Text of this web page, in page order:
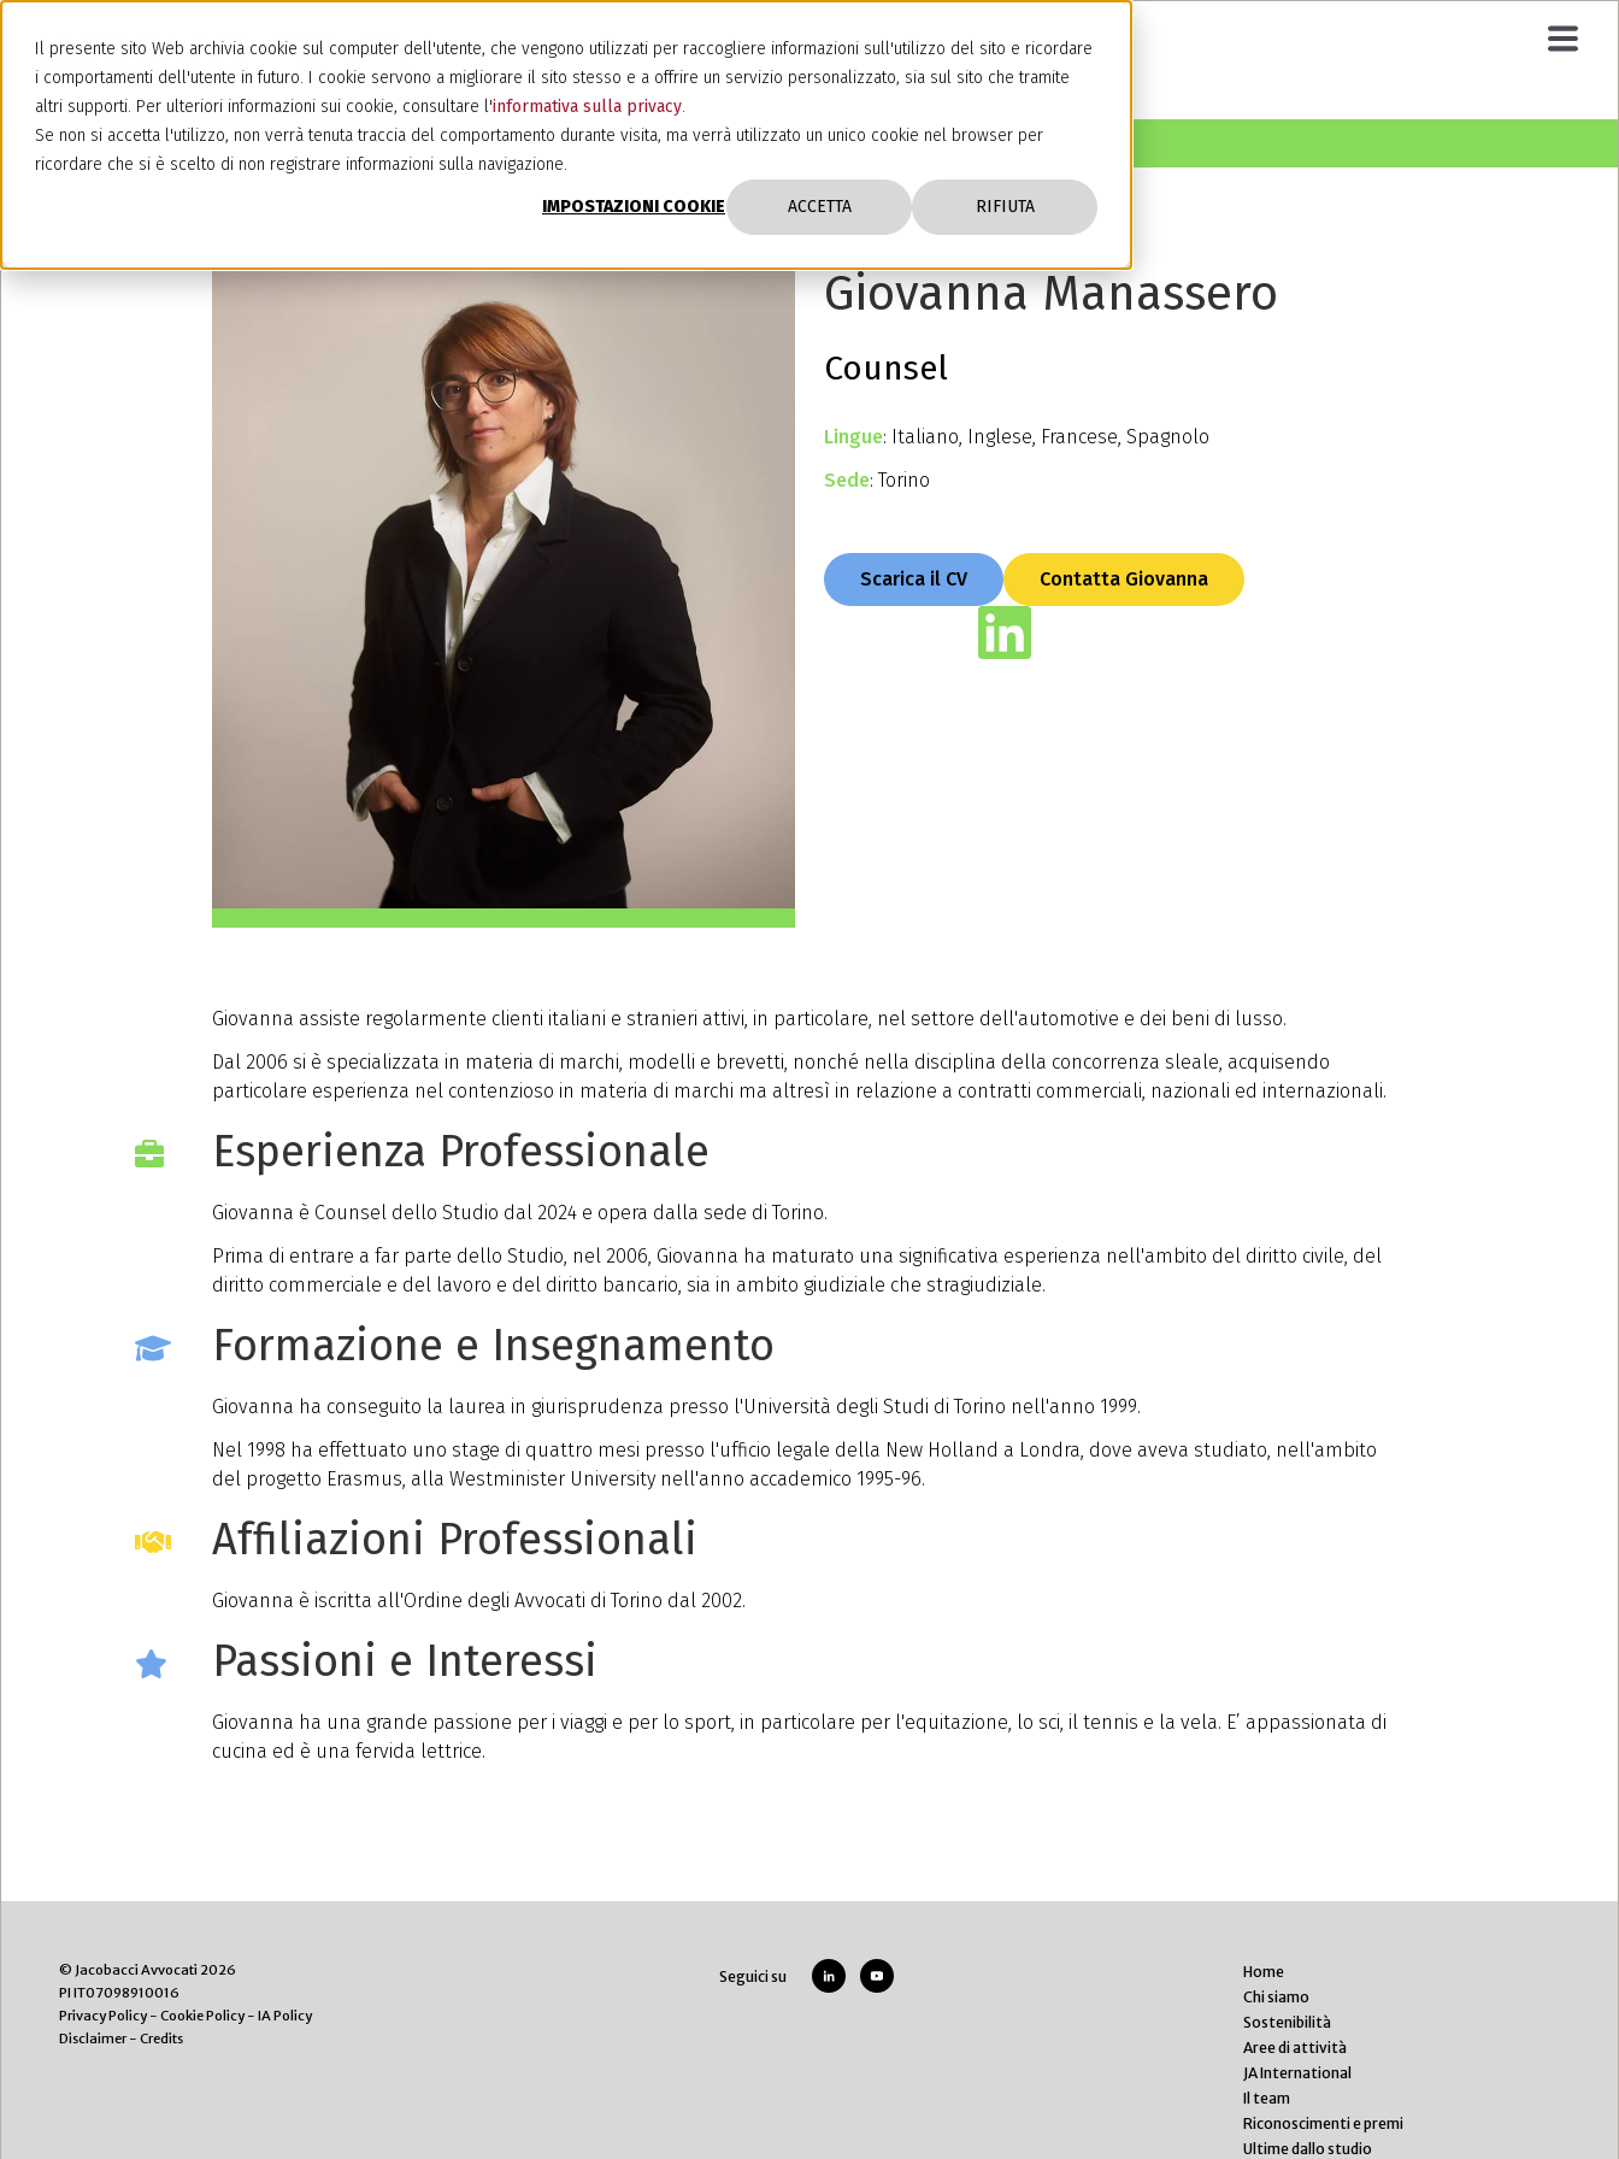
Il presente sito Web archivia cookie sul computer dell'utente, che vengono utilizzati per raccogliere informazioni sull'utilizzo del sito e ricordare
i comportamenti dell'utente in futuro. I cookie servono a migliorare il sito stesso e a offrire un servizio personalizzato, sia sul sito che tramite
altri supporti. Per ulteriori informazioni sui cookie, consultare l'informativa sulla privacy.
Se non si accetta l'utilizzo, non verrà tenuta traccia del comportamento durante visita, ma verrà utilizzato un unico cookie nel browser per
ricordare che si è scelto di non registrare informazioni sulla navigazione.
IMPOSTAZIONI COOKIE ACCETTA RIFIUTA
Giovanna Manassero
Counsel
Lingue: Italiano, Inglese, Francese, Spagnolo
Sede: Torino
Scarica il CV Contatta Giovanna
Giovanna assiste regolarmente clienti italiani e stranieri attivi, in particolare, nel settore dell'automotive e dei beni di lusso.
Dal 2006 si è specializzata in materia di marchi, modelli e brevetti, nonché nella disciplina della concorrenza sleale, acquisendo
particolare esperienza nel contenzioso in materia di marchi ma altresì in relazione a contratti commerciali, nazionali ed internazionali.
Esperienza Professionale
Giovanna è Counsel dello Studio dal 2024 e opera dalla sede di Torino.
Prima di entrare a far parte dello Studio, nel 2006, Giovanna ha maturato una significativa esperienza nell'ambito del diritto civile, del
diritto commerciale e del lavoro e del diritto bancario, sia in ambito giudiziale che stragiudiziale.
Formazione e Insegnamento
Giovanna ha conseguito la laurea in giurisprudenza presso l'Università degli Studi di Torino nell'anno 1999.
Nel 1998 ha effettuato uno stage di quattro mesi presso l'ufficio legale della New Holland a Londra, dove aveva studiato, nell'ambito
del progetto Erasmus, alla Westminister University nell'anno accademico 1995-96.
Affiliazioni Professionali
Giovanna è iscritta all'Ordine degli Avvocati di Torino dal 2002.
Passioni e Interessi
Giovanna ha una grande passione per i viaggi e per lo sport, in particolare per l'equitazione, lo sci, il tennis e la vela. E’ appassionata di
cucina ed è una fervida lettrice.
© Jacobacci Avvocati 2026
PI IT07098910016
Privacy Policy- Cookie Policy- IA Policy
Disclaimer- Credits
Seguici su
Home
Chi siamo
Sostenibilità
Aree di attività
JA International
Il team
Riconoscimenti e premi
Ultime dallo studio